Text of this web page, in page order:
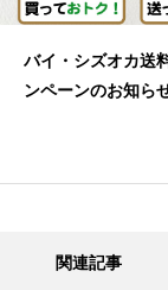
バイ・シズオカ送
ンペーンのお知ら
関連記事